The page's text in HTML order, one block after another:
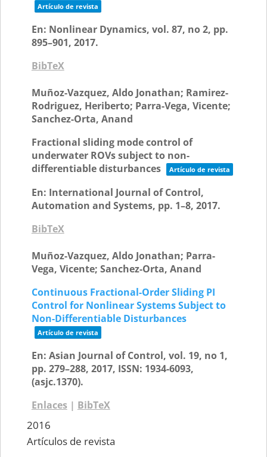
Artículo de revista
En: Nonlinear Dynamics, vol. 87, no 2, pp.
895–901, 2017.
BibTeX
Muñoz-Vazquez, Aldo Jonathan; Ramirez-
Rodriguez, Heriberto; Parra-Vega, Vicente;
Sanchez-Orta, Anand
Fractional sliding mode control of
underwater ROVs subject to non-
differentiable disturbances
Artículo de revista
En: International Journal of Control,
Automation and Systems, pp. 1–8, 2017.
BibTeX
Muñoz-Vazquez, Aldo Jonathan; Parra-
Vega, Vicente; Sanchez-Orta, Anand
Continuous Fractional-Order Sliding PI
Control for Nonlinear Systems Subject to
Non-Differentiable Disturbances
Artículo de revista
En: Asian Journal of Control, vol. 19, no 1,
pp. 279–288, 2017, ISSN: 1934-6093,
(asjc.1370).
Enlaces| BibTeX
2016
Artículos de revista